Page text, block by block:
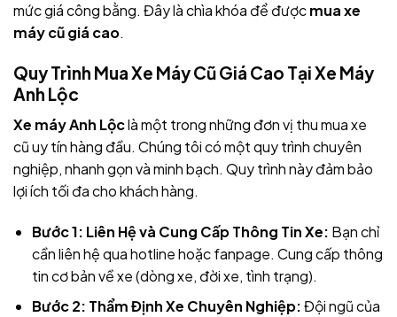
mức giá công bằng. Đây là chìa khóa để đượcmua xe
máy cũ giá cao.
Quy Trình Mua Xe Máy Cũ Giá Cao Tại Xe Máy
Anh Lộc
Xe máy Anh Lộclà một trong những đơn vị thu mua xe
cũ uy tín hàng đầu. Chúng tôi có một quy trình chuyên
nghiệp, nhanh gọn và minh bạch. Quy trình này đảm bảo
lợi ích tối đa cho khách hàng.
Bước 1: Liên Hệ và Cung Cấp Thông Tin Xe: Bạn chỉ
cần liên hệ qua hotline hoặc fanpage. Cung cấp thông
tin cơ bản về xe (dòng xe, đời xe, tình trạng).
Bước 2: Thẩm Định Xe Chuyên Nghiệp:Đội ngũ của